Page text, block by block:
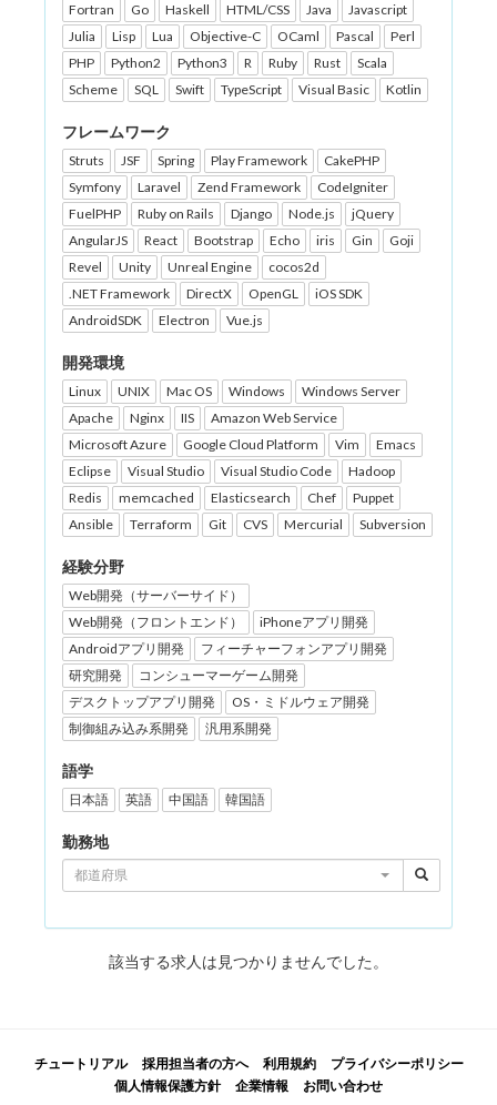
Fortran
Go Haskell HTML/CSS Java
Javascript
Julia
Lisp Lua Objective-C OCaml Pascal
Perl
PHP
Python2 Python3 R Ruby Rust
Scala
Scheme
SQL Swift TypeScript Visual Basic Kotlin
フレームワーク
Struts JSF Spring Play Framework
CakePHP
Symfony
Laravel Zend Framework
CodeIgniter
FuelPHP
Ruby on Rails Django Node.js
jQuery
AngularJS
React Bootstrap Echo iris Gin
Goji
Revel
Unity Unreal Engine
cocos2d
.NET Framework
DirectX OpenGL
iOS SDK
AndroidSDK
Electron Vue.js
開発環境
Linux UNIX Mac OS Windows
Windows Server
Apache
Nginx IIS
Amazon Web Service
Microsoft Azure
Google Cloud Platform Vim
Emacs
Eclipse
Visual Studio Visual Studio Code
Hadoop
Redis
memcached Elasticsearch Chef
Puppet
Ansible
Terraform Git CVS Mercurial Subversion
経験分野
Web開発（サーバーサイド）
Web開発（フロントエンド）
iPhoneアプリ開発
Androidアプリ開発
フィーチャーフォンアプリ開発
研究開発
コンシューマーゲーム開発
デスクトップアプリ開発
OS・ミドルウェア開発
制御組み込み系開発
汎用系開発
語学
日本語 英語 中国語 韓国語
勤務地
都道府県
該当する求人は見つかりませんでした。
チュートリアル 採用担当者の方へ 利用規約
プライバシーポリシー
個人情報保護方針
企業情報 お問い合わせ